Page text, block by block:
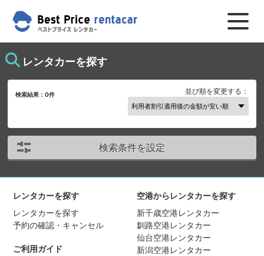
レンタカーを探す
検索結果：0件 並び順を変更する：
検索条件を設定
レンタカーを探す
レンタカーを探す
予約の確認・キャンセル
ご利用ガイド
空港からレンタカーを探す
新千歳空港レンタカー
釧路空港レンタカー
仙台空港レンタカー
新潟空港レンタカー